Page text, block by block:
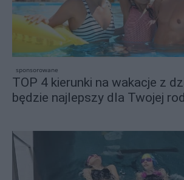
sponsorowane
TOP 4 kierunki na wakacje z
będzie najlepszy dla Twojej